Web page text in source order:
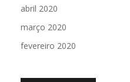
abril 2020
março 2020
fevereiro 2020